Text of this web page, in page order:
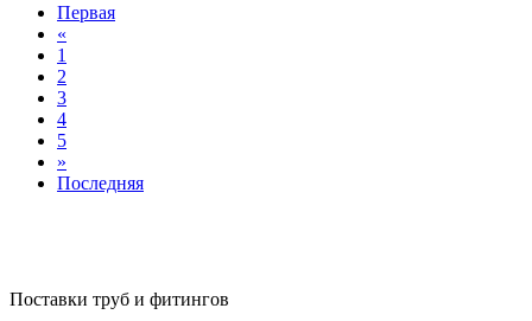
Первая
«
1
2
3
4
5
»
Последняя
Поставки труб и фитингов